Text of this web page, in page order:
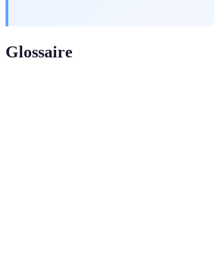
Glossaire